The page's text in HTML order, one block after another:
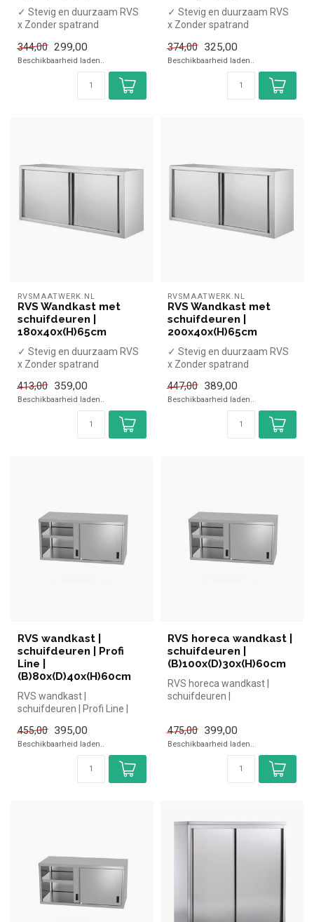
✓ Stevig en duurzaam RVS
x Zonder spatrand
✓ Verstelbare pote...
344,00 299,00
Beschikbaarheid laden..
✓ Stevig en duurzaam RVS
x Zonder spatrand
✓ Verstelbare p...
374,00 325,00
Beschikbaarheid laden..
RVSMAATWERK.NL
RVS Wandkast met
schuifdeuren |
180x40x(H)65cm
✓ Stevig en duurzaam RVS
x Zonder spatrand
✓ Verstelbare p...
413,00 359,00
Beschikbaarheid laden..
RVSMAATWERK.NL
RVS Wandkast met
schuifdeuren |
200x40x(H)65cm
✓ Stevig en duurzaam RVS
x Zonder spatrand
✓ Verstelbare p...
447,00 389,00
Beschikbaarheid laden..
RVS wandkast |
schuifdeuren | Profi
Line |
(B)80x(D)40x(H)60cm
RVS wandkast |
schuifdeuren | Profi Line |
455,00
395,00
Beschikbaarheid laden..
RVS horeca wandkast |
schuifdeuren |
(B)100x(D)30x(H)60cm
RVS horeca wandkast |
schuifdeuren |
475,00
399,00
Beschikbaarheid laden..